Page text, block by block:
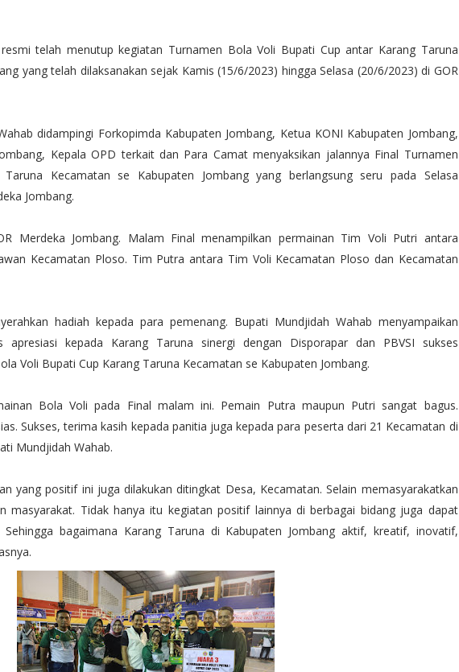
telah menutup kegiatan Turnamen Bola Voli Bupati Cup antar Karang Taruna
yang telah dilaksanakan sejak Kamis (15/6/2023) hingga Selasa (20/6/2023) di GOR
didampingi Forkopimda Kabupaten Jombang, Ketua KONI Kabupaten Jombang,
Kepala OPD terkait dan Para Camat menyaksikan jalannya Final Turnamen
Kecamatan se Kabupaten Jombang yang berlangsung seru pada Selasa
Jombang.
Merdeka Jombang. Malam Final menampilkan permainan Tim Voli Putri antara
Kecamatan Ploso. Tim Putra antara Tim Voli Kecamatan Ploso dan Kecamatan
hadiah kepada para pemenang. Bupati Mundjidah Wahab menyampaikan
apresiasi kepada Karang Taruna sinergi dengan Disporapar dan PBVSI sukses
Voli Bupati Cup Karang Taruna Kecamatan se Kabupaten Jombang.
Bola Voli pada Final malam ini. Pemain Putra maupun Putri sangat bagus.
Sukses, terima kasih kepada panitia juga kepada para peserta dari 21 Kecamatan di
Mundjidah Wahab.
yang positif ini juga dilakukan ditingkat Desa, Kecamatan. Selain memasyarakatkan
masyarakat. Tidak hanya itu kegiatan positif lainnya di berbagai bidang juga dapat
bagaimana Karang Taruna di Kabupaten Jombang aktif, kreatif, inovatif,